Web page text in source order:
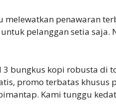
melewatkan penawaran
pelanggan setia
bungkus kopi robusta di
promo terbatas khusus
Kami tunggu